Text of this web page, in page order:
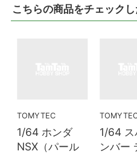
こちらの商品をチェック
TOMYTEC
1/64 ホンダ
NSX（パール
1/64 ス
ンバー